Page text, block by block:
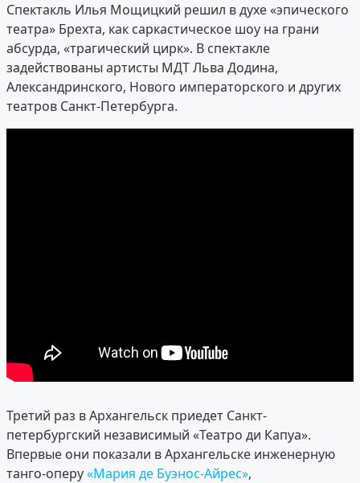
Спектакль Илья Мощицкий решил в духе «эпического
театра» Брехта, как саркастическое шоу на грани
абсурда, «трагический цирк». В спектакле
задействованы артисты МДТ Льва Додина,
Александринского, Нового императорского и других
театров Санкт-Петербурга.
Третий раз в Архангельск приедет Санкт-
петербургский независимый «Театро ди Капуа».
Впервые они показали в Архангельске инженерную
танго-оперу«Мария де Буэнос-Айрес»,